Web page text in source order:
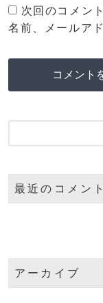
次回のコメン
名前、メールア
最近のコメント
アーカイブ